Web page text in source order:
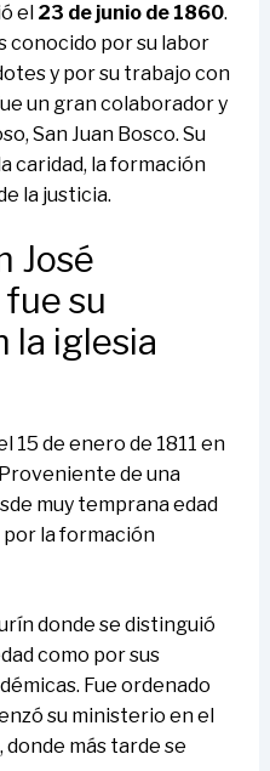
el 23 de junio de 1860.
conocido por su labor
y por su trabajo con
un gran colaborador y
San Juan Bosco. Su
caridad, la formación
la justicia.
José
su
la iglesia
15 de enero de 1811 en
de una
muy temprana edad
la formación
donde se distinguió
como por sus
Fue ordenado
su ministerio en el
más tarde se